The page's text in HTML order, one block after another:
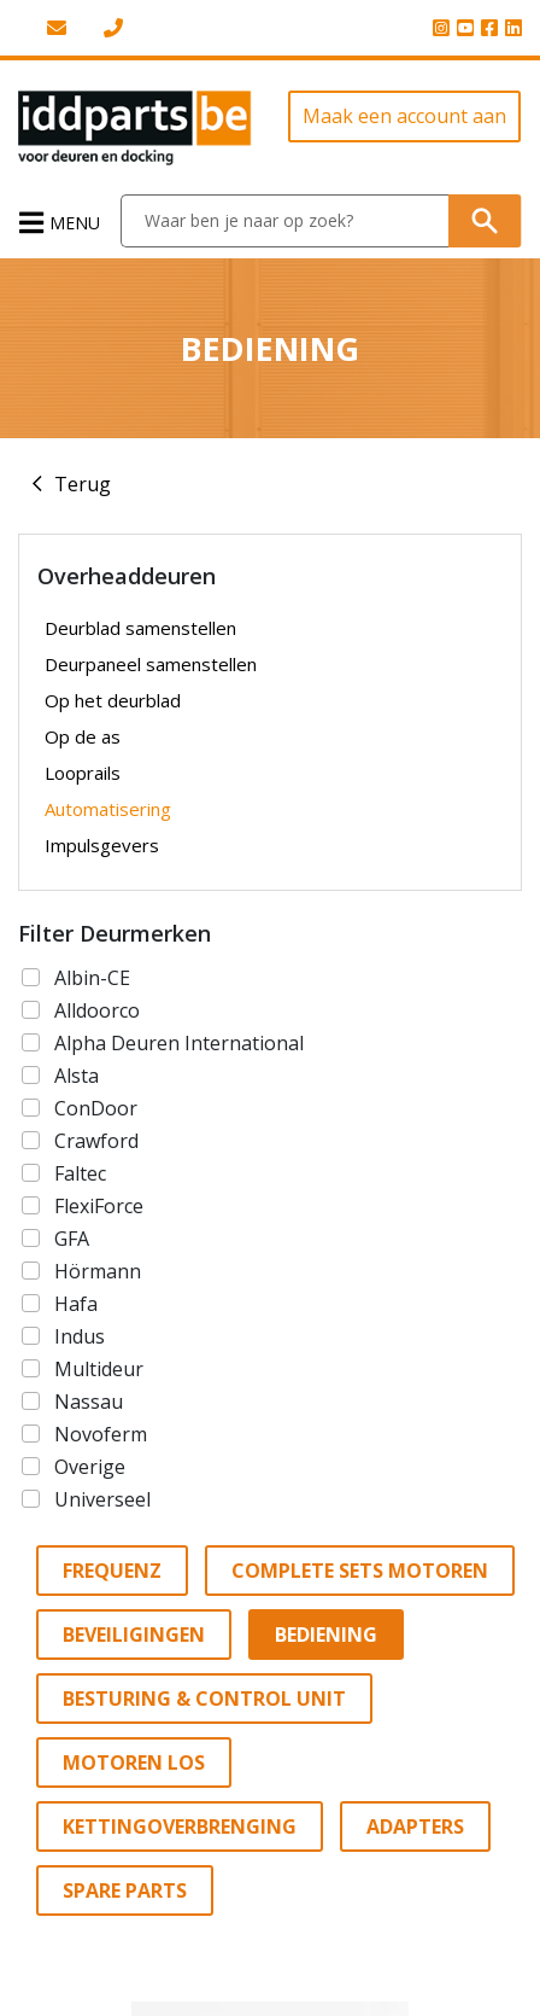
Maak een account aan
MENU
BEDIENING
Terug
Overheaddeuren
Deurblad samenstellen
Deurpaneel samenstellen
Op het deurblad
Op de as
Looprails
Automatisering
Impulsgevers
Filter Deurmerken
Albin-CE
Alldoorco
Alpha Deuren International
Alsta
ConDoor
Crawford
Faltec
FlexiForce
GFA
Hörmann
Hafa
Indus
Multideur
Nassau
Novoferm
Overige
Universeel
FREQUENZ COMPLETE SETS MOTOREN
BEVEILIGINGEN BEDIENING
BESTURING & CONTROL UNIT
MOTOREN LOS
KETTINGOVERBRENGING ADAPTERS
SPARE PARTS